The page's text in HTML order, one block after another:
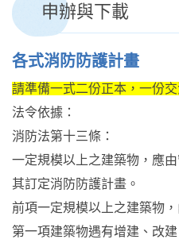
申辦與下載
各式消防防護計畫
請準備一式二份正本，一份
法令依據：
消防法第十三條：
一定規模以上之建築物，應
其訂定消防防護計畫。
前項一定規模以上之建築物
第一項建築物遇有增建、改